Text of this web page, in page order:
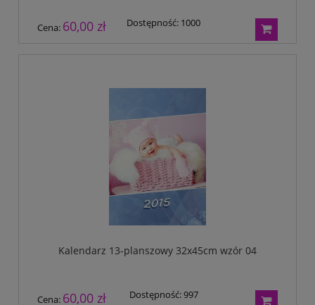
Cena: 60,00 zł Dostępność: 1000
Kalendarz 13-planszowy 32x45cm wzór 04
Cena: 60,00 zł Dostępność:997